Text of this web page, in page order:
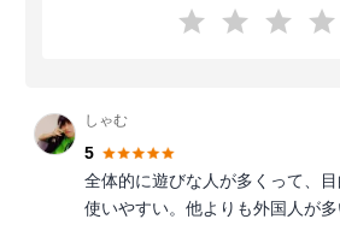
しゃむ
5
全体的に遊びな人が多くって、
使いやすい。他よりも外国人が